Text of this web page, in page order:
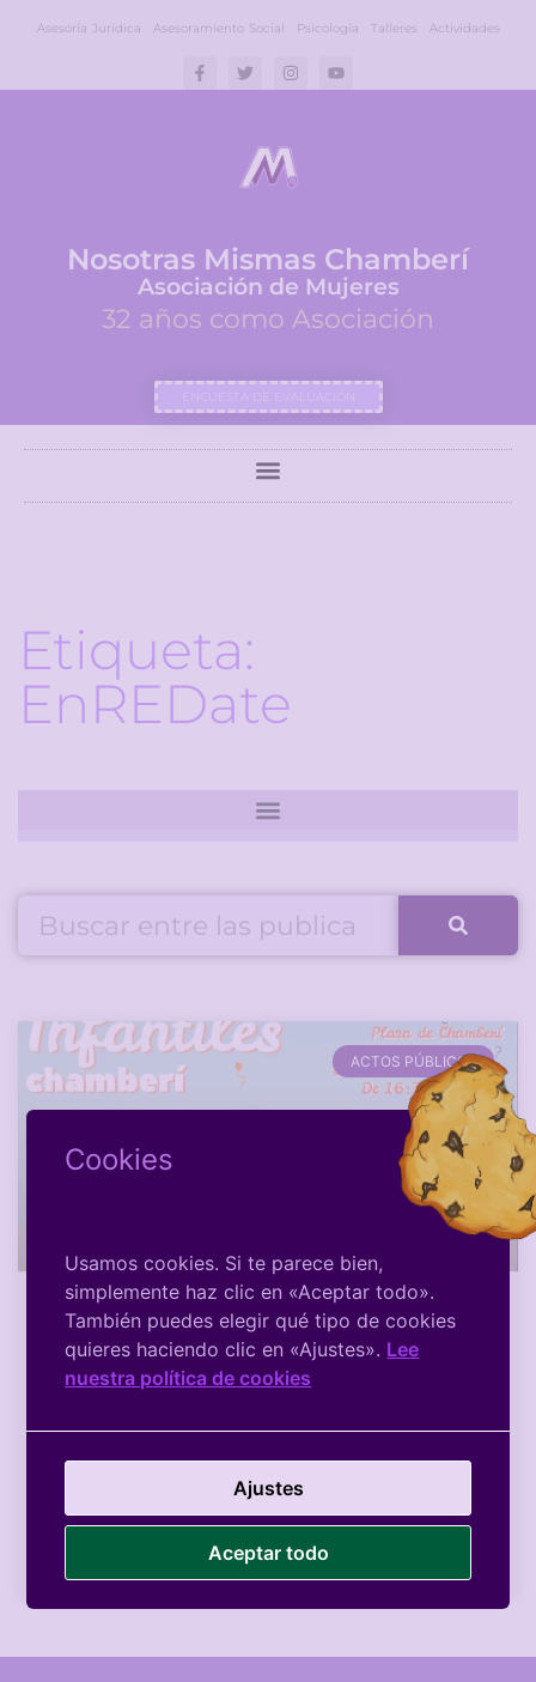
Asesoría Jurídica Asesoramiento Social Psicología Talleres Actividades
Nosotras Mismas Chamberí
Asociación de Mujeres
32 años como Asociación
ENCUESTA DE EVALUACIÓN
Etiqueta:
EnREDate
ACTOS PÚBLICOS
Jornada Infantil «EnREDate en
Chamberi» 2017
Como en años anteriores el viernes día 6 de
de Chamberí una jornada infantil organizada por la
Cookies
Usamos cookies. Si te parece bien,
simplemente haz clic en «Aceptar todo».
También puedes elegir qué tipo de cookies
quieres haciendo clic en «Ajustes». Lee
nuestra política de cookies
Ajustes
Aceptar todo